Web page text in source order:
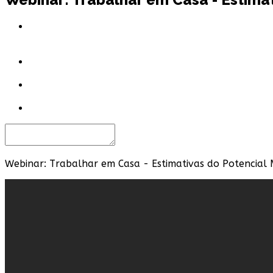
Webinar: Trabalhar em Casa - Estimativas do Potencial